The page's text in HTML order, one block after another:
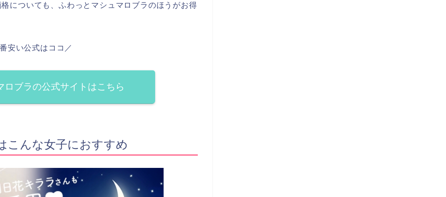
についても、ふわっとマシュマロブラのほうがお得
安い公式はココ／
ロブラの公式サイトはこちら
こんな女子におすすめ